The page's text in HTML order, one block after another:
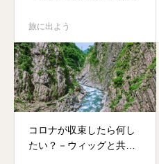
旅に出よう
コロナが収束したら何し
たい？－ウィッグと共に